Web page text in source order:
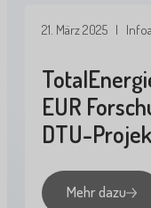
21. März 2025 |
EUR
DTU-
Mehr dazu